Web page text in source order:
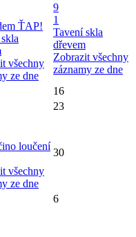
ŤAP!
všechny
ze dne
9
1
Tavení skla
dřevem
Zobrazit všechny
záznamy ze dne
16
23
loučení
všechny
ze dne
30
6